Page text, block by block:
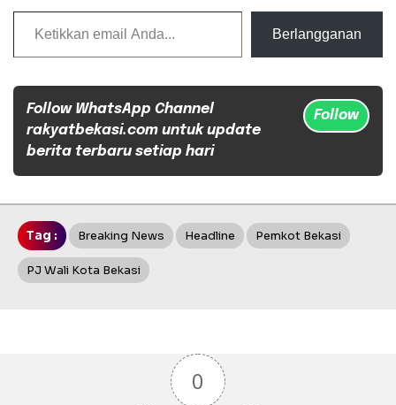
Ketikkan email Anda...
Berlangganan
Follow WhatsApp Channel
rakyatbekasi.com untuk update
berita terbaru setiap hari
Follow
Tag : Breaking News Headline Pemkot Bekasi
PJ Wali Kota Bekasi
0